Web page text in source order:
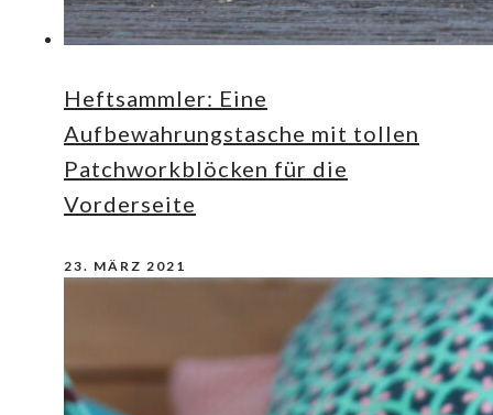
Heftsammler: Eine
Aufbewahrungstasche mit tollen
Patchworkblöcken für die
Vorderseite
23. MÄRZ 2021